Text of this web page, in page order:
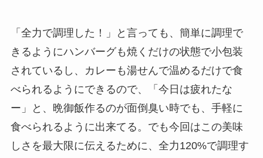
「全力で調理した！」と言っても、簡単に調理で
きるようにハンバーグも焼くだけの状態で小包装
されているし、カレーも湯せんで温めるだけで食
べられるようにできるので、「今日は疲れたな
ー」と、晩御飯作るのが面倒臭い時でも、手軽に
食べられるように出来てる。でも今回はこの美味
しさを最大限に伝えるために、全力120%で調理す